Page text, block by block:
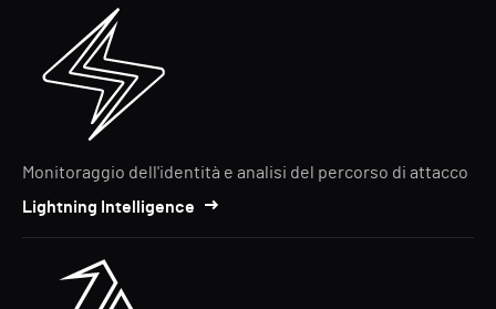
Monitoraggio dell'identità e analisi del percorso di attacco
Lightning Intelligence